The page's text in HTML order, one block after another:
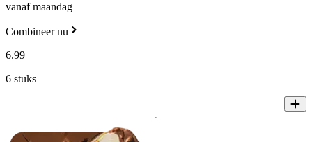
vanaf maandag
Combineer nu
6.99
6 stuks